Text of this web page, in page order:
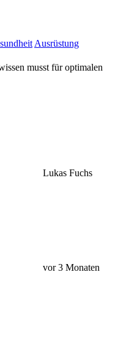
Ausrüstung
musst für optimalen
Lukas Fuchs
vor 3 Monaten